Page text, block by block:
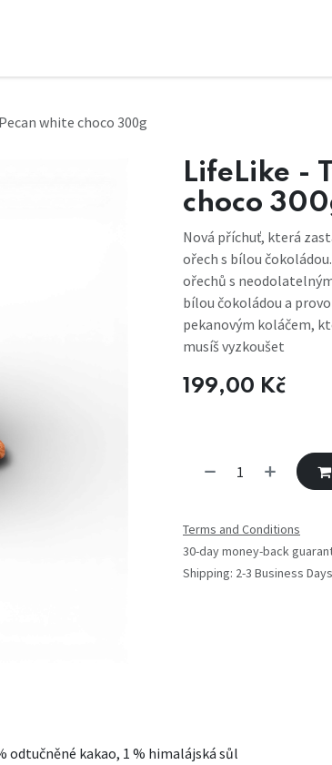
white choco 300g
LifeLike -
choco
Nová příchuť, která
ořech s bílou
ořechů s
bílou čokoládou a
pekanovým koláčem,
musíš vyzkoušet
199,00 Kč
Terms and Conditions
30-day money-back
Shipping: 2-3 Business Days
odtučněné kakao, 1 % himalájská sůl